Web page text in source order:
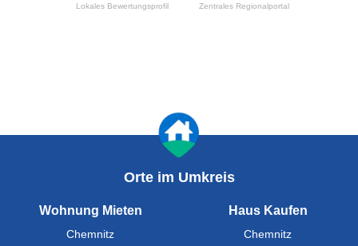
Lokales Bewertungsprofil Zentrales Regionalportal
Orte im Umkreis
Wohnung Mieten
Chemnitz
Haus Kaufen
Chemnitz